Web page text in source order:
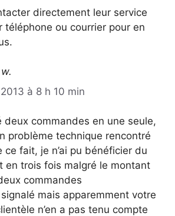
directement leur service
téléphone ou courrier pour en
à 8 h 10 min
deux commandes en une seule,
problème technique rencontré
ce fait, je n’ai pu bénéficier du
en trois fois malgré le montant
commandes
signalé mais apparemment votre
n’en a pas tenu compte